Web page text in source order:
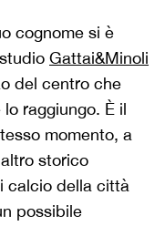
cognome si è
Gattai&Minoli
del centro che
raggiungo. È il
momento, a
storico
calcio della città
possibile